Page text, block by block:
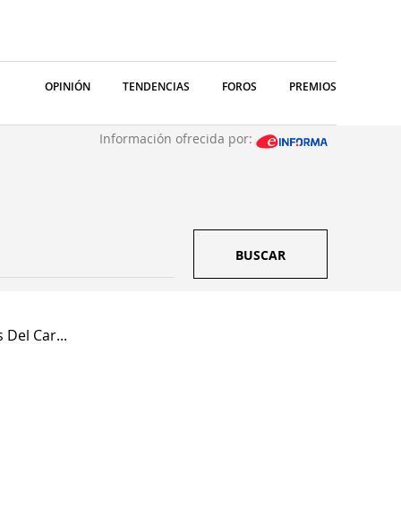
OPINIÓN TENDENCIAS FOROS PREMIOS
Información ofrecida por:
BUSCAR
Car...